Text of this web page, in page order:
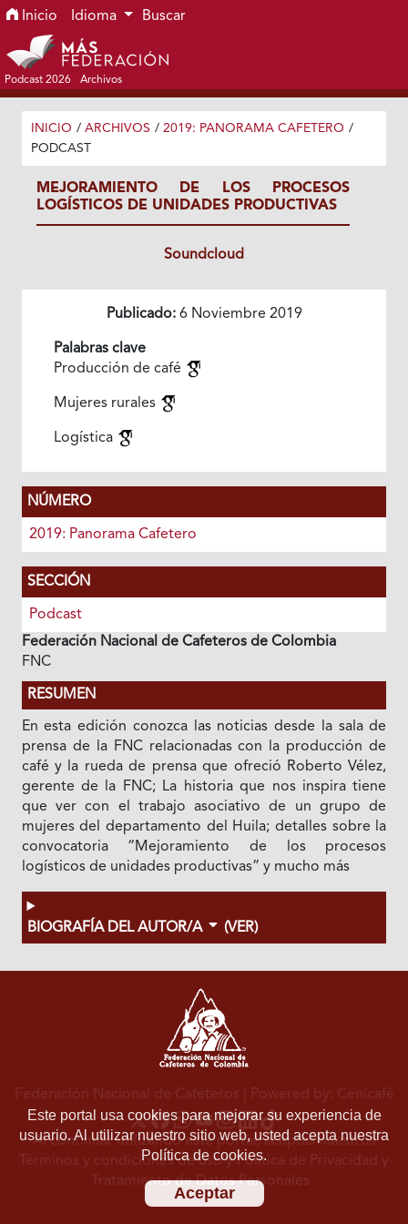
Ir al menú de navegación principal
Ir al contenido principal
Ir al pie de página del sitio
Inicio Idioma Buscar
Podcast 2026 Archivos
INICIO / ARCHIVOS / 2019: PANORAMA CAFETERO /
PODCAST
MEJORAMIENTO DE LOS PROCESOS
LOGÍSTICOS DE UNIDADES PRODUCTIVAS
Soundcloud
Publicado:6 Noviembre 2019
Palabras clave
Producción de café
Mujeres rurales
Logística
NÚMERO
2019: Panorama Cafetero
SECCIÓN
Podcast
Federación Nacional de Cafeteros de Colombia
FNC
RESUMEN
En esta edición conozca las noticias desde la sala de
prensa de la FNC relacionadas con la producción de
café y la rueda de prensa que ofreció Roberto Vélez,
gerente de la FNC; La historia que nos inspira tiene
que ver con el trabajo asociativo de un grupo de
mujeres del departamento del Huila; detalles sobre la
convocatoria “Mejoramiento de los procesos
logísticos de unidades productivas” y mucho más
BIOGRAFÍA DEL AUTOR/A (VER)
Este portal usa cookies para mejorar su experiencia de
usuario. Al utilizar nuestro sitio web, usted acepta nuestra
Política de cookies.
Aceptar
Federación Nacional de Cafeteros | Powered by: Cenicafé
Al continuar utilizando este portal, aceptas nuestros
Términos y condiciones de usoyPolítica de Privacidad y
Tratamiento de Datos Personales